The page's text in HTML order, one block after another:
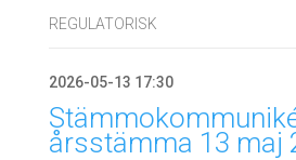
REGULATORISK
2026-05-13 17:30
årsstämma 13 maj